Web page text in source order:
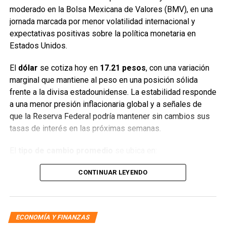
moderado en la Bolsa Mexicana de Valores (BMV), en una
jornada marcada por menor volatilidad internacional y
expectativas positivas sobre la política monetaria en
Estados Unidos.
El dólar se cotiza hoy en 17.21 pesos, con una variación
marginal que mantiene al peso en una posición sólida
frente a la divisa estadounidense. La estabilidad responde
a una menor presión inflacionaria global y a señales de
que la Reserva Federal podría mantener sin cambios sus
tasas de interés en las próximas semanas.
17.21 pesos
En los principales bancos del país, la cotización se
mantiene dentro de un rango estrecho:
CONTINUAR LEYENDO
ECONOMÍA Y FINANZAS